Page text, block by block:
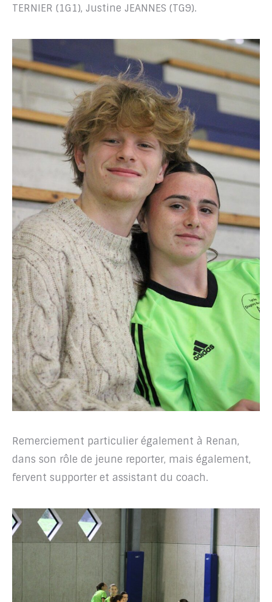
TERNIER (1G1), Justine JEANNES (TG9).
Remerciement particulier également à Renan,
dans son rôle de jeune reporter, mais également,
fervent supporter et assistant du coach.